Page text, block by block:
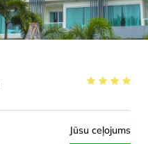
Jūsu ceļojums